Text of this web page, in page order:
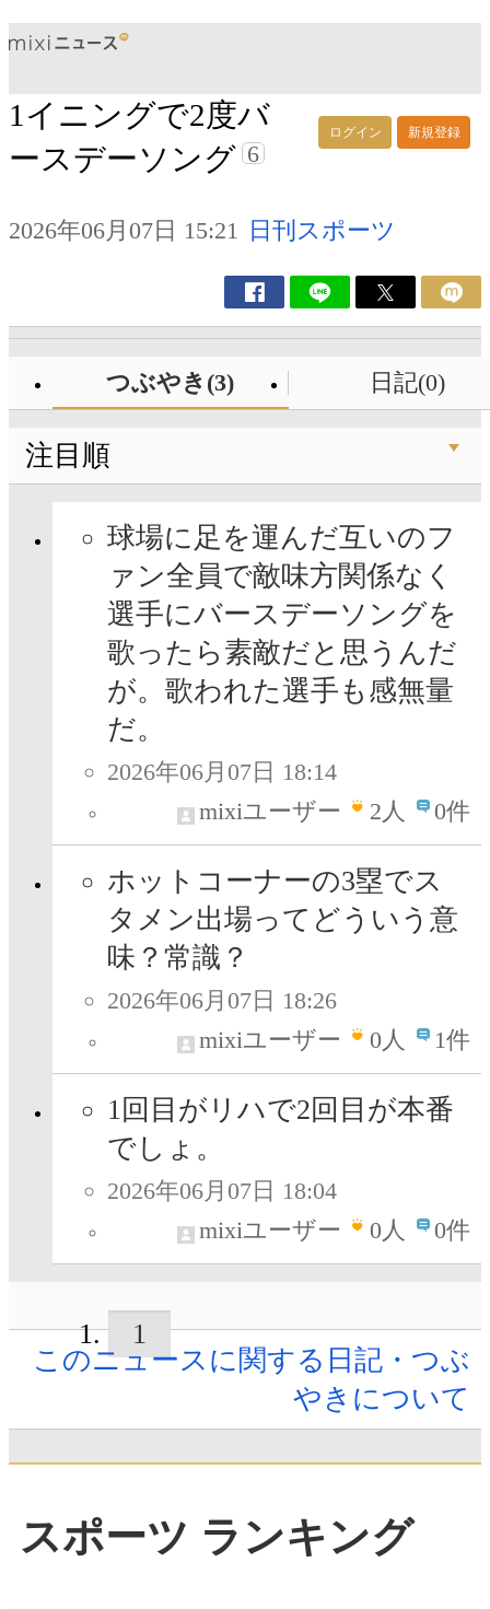
ログイン 新規登録
1イニングで2度バ
ースデーソング 6
2026年06月07日 15:21 日刊スポーツ
つぶやき(3) 日記(0)
注目順
球場に足を運んだ互いのフ
ァン全員で敵味方関係なく
選手にバースデーソングを
歌ったら素敵だと思うんだ
が。歌われた選手も感無量
だ。
2026年06月07日 18:14
mixiユーザー
2人 0件
ホットコーナーの3塁でス
タメン出場ってどういう意
味？常識？
2026年06月07日 18:26
mixiユーザー
0人 1件
1回目がリハで2回目が本番
でしょ。
2026年06月07日 18:04
mixiユーザー
0人 0件
1
このニュースに関する日記・つぶ
やきについて
スポーツ ランキング